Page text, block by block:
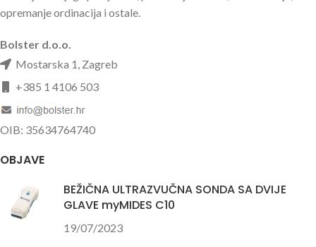
opremanje ordinacija i ostale.
Bolster d.o.o.
Mostarska 1, Zagreb
+385 1 4106 503
OIB: 35634764740
OBJAVE
BEŽIČNA ULTRAZVUČNA SONDA SA DVIJE
GLAVE myMIDES C10
19/07/2023